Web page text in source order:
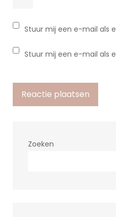
Stuur mij een e-mail als
Stuur mij een e-mail als
Zoeken